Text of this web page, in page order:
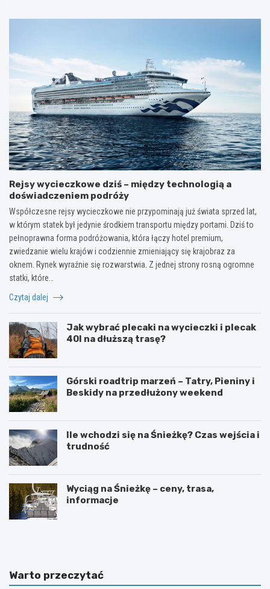
Rejsy wycieczkowe dziś – między technologią a
doświadczeniem podróży
Współczesne rejsy wycieczkowe nie przypominają już świata sprzed lat,
w którym statek był jedynie środkiem transportu między portami. Dziś to
pełnoprawna forma podróżowania, która łączy hotel premium,
zwiedzanie wielu krajów i codziennie zmieniający się krajobraz za
oknem. Rynek wyraźnie się rozwarstwia. Z jednej strony rosną ogromne
statki, które…
Czytaj dalej
Jak wybrać plecaki na wycieczki i plecak
40l na dłuższą trasę?
Górski roadtrip marzeń – Tatry, Pieniny i
Beskidy na przedłużony weekend
Ile wchodzi się na Śnieżkę? Czas wejścia i
trudność
Wyciąg na Śnieżkę – ceny, trasa,
informacje
W
O
w
O
b
o
Warto przeczytać